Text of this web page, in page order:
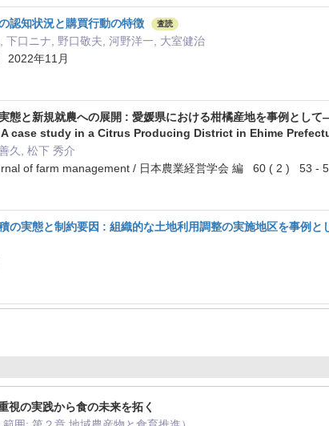
認知状況と購買行動の特徴 査読
下口ニナ, 野口敬夫, 河野洋一, 大室健治
年11月
態と新規就農への展開 : 愛媛県における柑橘産地を事例と
case study in a Citrus Producing District in Ehime
久, 松下 秀介
of farm management / 日本農業経営学会 編 60 ( 2 ) 53 -
の実態と制約要因 : 組織的な土地利用調整の実施地区を事例と
視の実践から食の未来を拓く